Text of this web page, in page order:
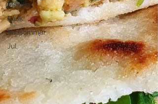
Mexiko
Påsk
Midsommar
Jul